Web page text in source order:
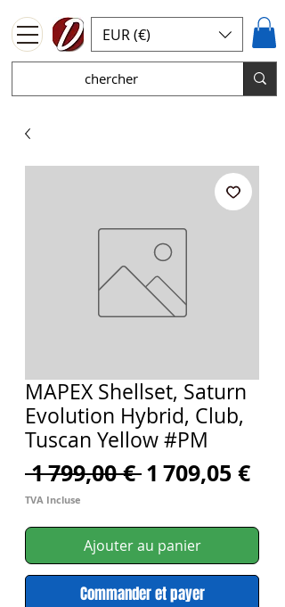
EUR (€)
MAPEX Shellset, Saturn
Evolution Hybrid, Club,
Tuscan Yellow #PM
1 799,00 € Prix
1 709,05 €Prix
TVA Incluse
Ajouter au panier
Commander et payer